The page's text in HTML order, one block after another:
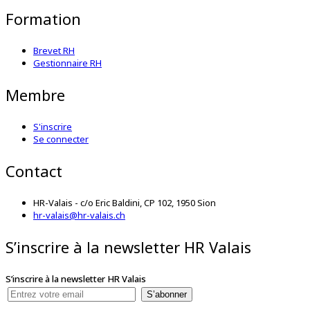
Formation
Brevet RH
Gestionnaire RH
Membre
S'inscrire
Se connecter
Contact
HR-Valais - c/o Eric Baldini, CP 102, 1950 Sion
hr-valais@hr-valais.ch
S’inscrire à la newsletter HR Valais
S’inscrire à la newsletter HR Valais
S’abonner